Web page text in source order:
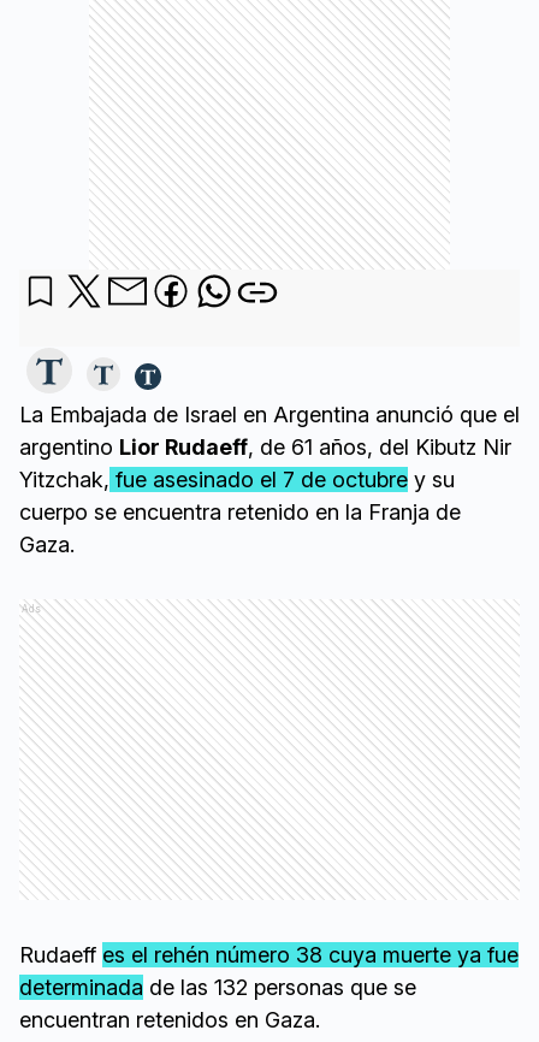
La Embajada de Israel en Argentina anunció que el
argentino Lior Rudaeff, de 61 años, del Kibutz Nir
Yitzchak, fue asesinado el 7 de octubre y su
cuerpo se encuentra retenido en la Franja de
Gaza.
Ads
Rudaeff es el rehén número 38 cuya muerte ya fue
determinada de las 132 personas que se
encuentran retenidos en Gaza.